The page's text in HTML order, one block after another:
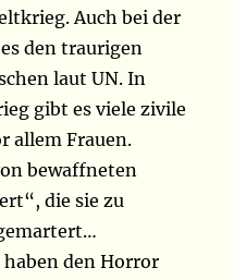
Auch bei der
den traurigen
laut UN. In
gibt es viele zivile
allem Frauen.
bewaffneten
die sie zu
den Horror